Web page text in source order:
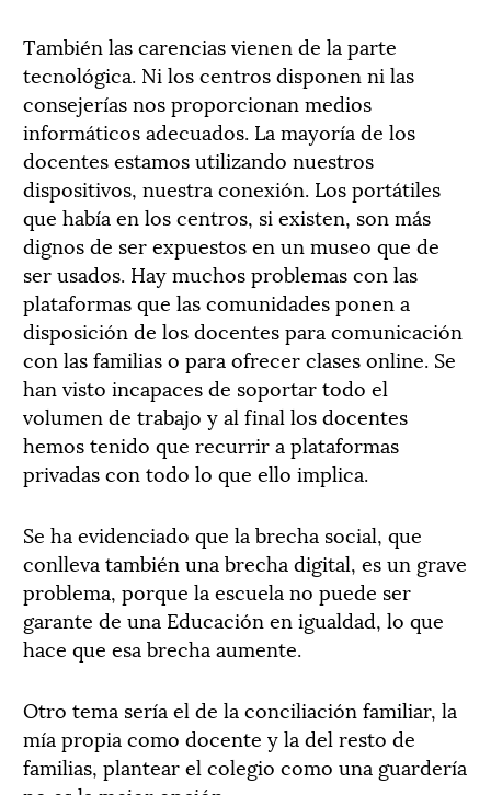
También las carencias vienen de la parte
tecnológica. Ni los centros disponen ni las
consejerías nos proporcionan medios
informáticos adecuados. La mayoría de los
docentes estamos utilizando nuestros
dispositivos, nuestra conexión. Los portátiles
que había en los centros, si existen, son más
dignos de ser expuestos en un museo que de
ser usados. Hay muchos problemas con las
plataformas que las comunidades ponen a
disposición de los docentes para comunicación
con las familias o para ofrecer clases online. Se
han visto incapaces de soportar todo el
volumen de trabajo y al final los docentes
hemos tenido que recurrir a plataformas
privadas con todo lo que ello implica.
Se ha evidenciado que la brecha social, que
conlleva también una brecha digital, es un grave
problema, porque la escuela no puede ser
garante de una Educación en igualdad, lo que
hace que esa brecha aumente.
Otro tema sería el de la conciliación familiar, la
mía propia como docente y la del resto de
familias, plantear el colegio como una guardería